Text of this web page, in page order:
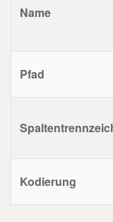
Name
Pfad
Kodierung